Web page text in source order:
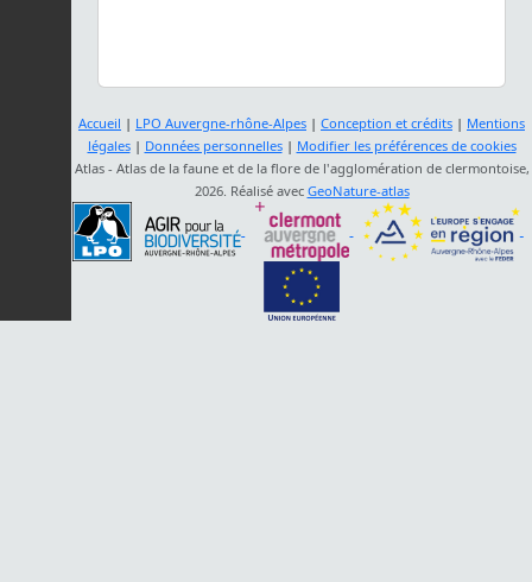
Accueil | LPO Auvergne-rhône-Alpes | Conception et crédits | Mentions
légales| Données personnelles| Modifier les préférences de cookies
Atlas - Atlas de la faune et de la flore de l'agglomération de clermontoise,
2026. Réalisé avec GeoNature-atlas